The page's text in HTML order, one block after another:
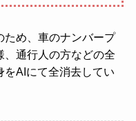
ため、車のナンバープ
、通行人の方などの全
AIにて全消去してい